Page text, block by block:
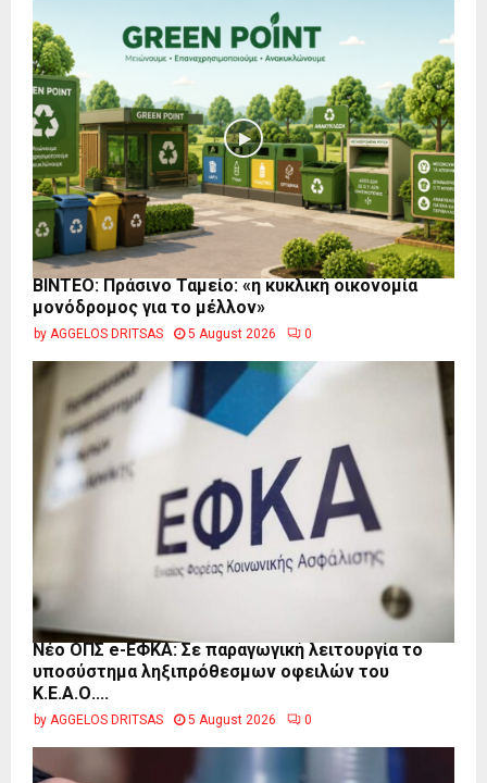
BINTEO: Πράσινο Ταμείο: «η κυκλική οικονομία
μονόδρομος για το μέλλον»
by AGGELOS DRITSAS 5 August 2026 0
Νέο ΟΠΣ e-ΕΦΚΑ: Σε παραγωγική λειτουργία το
υποσύστημα ληξιπρόθεσμων οφειλών του
Κ.Ε.Α.Ο....
by AGGELOS DRITSAS 5 August 2026 0